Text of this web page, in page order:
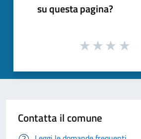
su questa pagina?
Contatta il comune